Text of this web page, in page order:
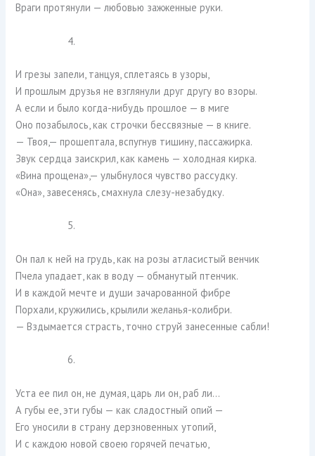
Враги протянули — любовью зажженные руки.
4.
И грезы запели, танцуя, сплетаясь в узоры,
И прошлым друзья не взглянули друг другу во взоры.
А если и было когда-нибудь прошлое — в миге
Оно позабылось, как строчки бессвязные — в книге.
— Твоя,— прошептала, вспугнув тишину, пассажирка.
Звук сердца заискрил, как камень — холодная кирка.
«Вина прощена»,— улыбнулося чувство рассудку.
«Она», завесенясь, смахнула слезу-незабудку.
5.
Он пал к ней на грудь, как на розы атласистый венчик
Пчела упадает, как в воду — обманутый птенчик.
И в каждой мечте и души зачарованной фибре
Порхали, кружились, крылили желанья-колибри.
— Вздымается страсть, точно струй занесенные сабли!
6.
Уста ее пил он, не думая, царь ли он, раб ли…
А губы ее, эти губы — как сладостный опий —
Его уносили в страну дерзновенных утопий,
И с каждою новой своею горячей печатью,